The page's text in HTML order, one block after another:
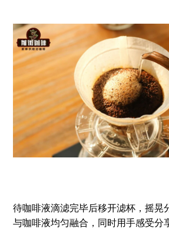
待咖啡液滴滤完毕后移开滤杯，摇晃
与咖啡液均匀融合，同时用手感受分